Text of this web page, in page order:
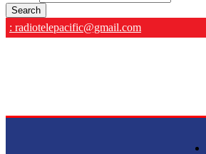
: radiotelepacific@gmail.com